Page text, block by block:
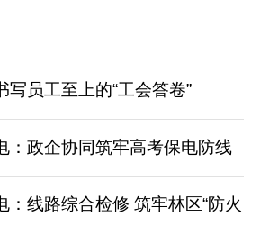
写员工至上的“工会答卷”
：政企协同筑牢高考保电防线
：线路综合检修 筑牢林区“防火